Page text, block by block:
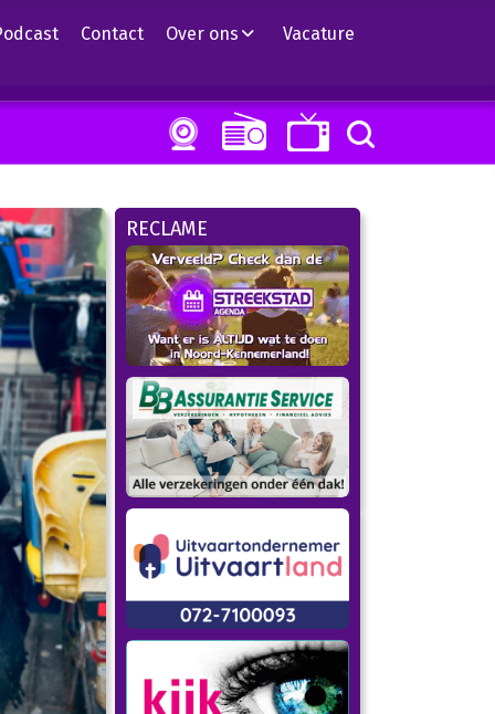
Contact Over ons Vacature
RECLAME